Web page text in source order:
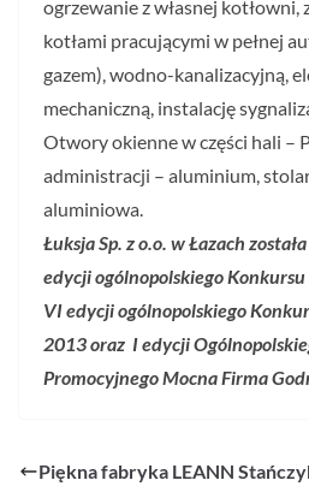
ogrzewanie z własnej kotłowni,
kotłami pracującymi w pełnej
gazem), wodno-kanalizacyjną,
mechaniczną, instalację
Otwory okienne w części hali –
administracji – aluminium,
aluminiowa.
Łuksja Sp. z o.o. w Łazach
edycji ogólnopolskiego
VI edycji ogólnopolskiego
2013 oraz I edycji
Promocyjnego Mocna Firma
Piękna fabryka LEANN